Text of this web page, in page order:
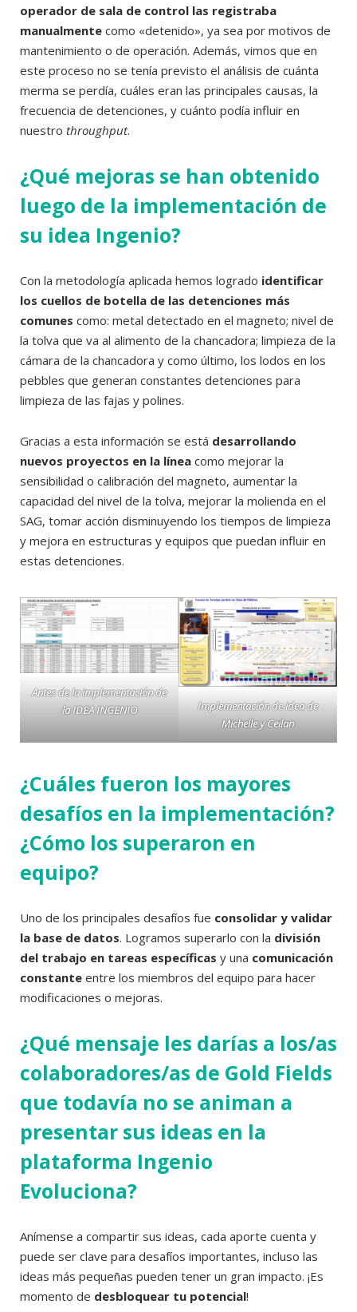
operador de sala de control las registraba
manualmente como «detenido», ya sea por motivos de
mantenimiento o de operación. Además, vimos que en
este proceso no se tenía previsto el análisis de cuánta
merma se perdía, cuáles eran las principales causas, la
frecuencia de detenciones, y cuánto podía influir en
nuestro throughput.
¿Qué mejoras se han obtenido
luego de la implementación de
su idea Ingenio?
Con la metodología aplicada hemos logrado identificar
los cuellos de botella de las detenciones más
comunes como: metal detectado en el magneto; nivel de
la tolva que va al alimento de la chancadora; limpieza de la
cámara de la chancadora y como último, los lodos en los
pebbles que generan constantes detenciones para
limpieza de las fajas y polines.
Gracias a esta información se está desarrollando
nuevos proyectos en la línea como mejorar la
sensibilidad o calibración del magneto, aumentar la
capacidad del nivel de la tolva, mejorar la molienda en el
SAG, tomar acción disminuyendo los tiempos de limpieza
y mejora en estructuras y equipos que puedan influir en
estas detenciones.
Antes de la implementación de
la IDEA INGENIO
Implementación de idea de
Michelle y Ceilan
¿Cuáles fueron los mayores
desafíos en la implementación?
¿Cómo los superaron en
equipo?
Uno de los principales desafíos fue consolidar y validar
la base de datos. Logramos superarlo con la división
del trabajo en tareas específicas y una comunicación
constante entre los miembros del equipo para hacer
modificaciones o mejoras.
¿Qué mensaje les darías a los/as
colaboradores/as de Gold Fields
que todavía no se animan a
presentar sus ideas en la
plataforma Ingenio
Evoluciona?
Anímense a compartir sus ideas, cada aporte cuenta y
puede ser clave para desafíos importantes, incluso las
ideas más pequeñas pueden tener un gran impacto. ¡Es
momento de desbloquear tu potencial!